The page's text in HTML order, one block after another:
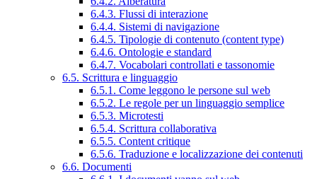
6.4.3. Flussi di interazione
6.4.4. Sistemi di navigazione
6.4.5. Tipologie di contenuto (content type)
6.4.6. Ontologie e standard
6.4.7. Vocabolari controllati e tassonomie
6.5. Scrittura e linguaggio
6.5.1. Come leggono le persone sul web
6.5.2. Le regole per un linguaggio semplice
6.5.3. Microtesti
6.5.4. Scrittura collaborativa
6.5.5. Content critique
6.5.6. Traduzione e localizzazione dei contenuti
6.6. Documenti